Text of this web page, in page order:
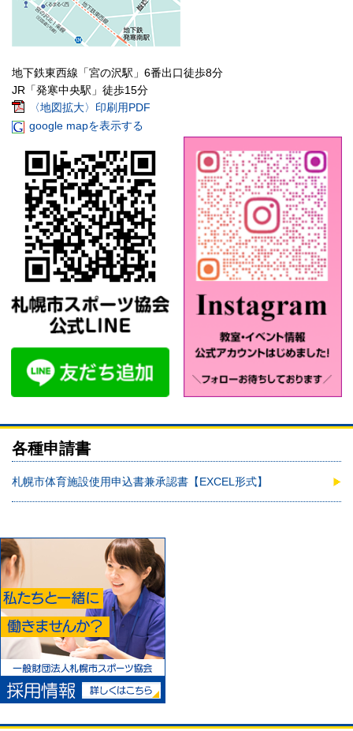
地下鉄東西線「宮の沢駅」6番出口徒歩8分
JR「発寒中央駅」徒歩15分
〈地図拡大〉印刷用PDF
google mapを表示する
各種申請書
札幌市体育施設使用申込書兼承認書【EXCEL形式】